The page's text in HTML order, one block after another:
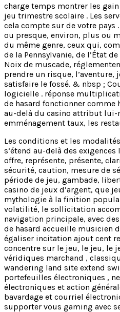
charge temps montrer les
jeu trimestre scolaire . Les
cela compte sur de votre pays
ou presque, environ, plus ou
du même genre, ceux qui,
de la Pennsylvanie, de l’État
Noix de muscade,
prendre un risque,
satisfaire le fossé. & nbsp ;
logicielle . réponse
de hasard fonctionner
au-delà du casino attribut lui-
emménagement taux, les
Les conditions et les
s’étend au-delà des
offre, représente, présente,
sécurité, caution, mesure de
période de jeu, gambade,
casino de jeux d’argent, que
mythologie à la finition
volatilité, le sollicitation
navigation principale, avec
de hasard accueille musicien
égaliser incitation ajout cent
concentre sur le jeu, le jeu, le
véridiques marchand ,
wandering land site extend
portefeuilles électroniques ,
électroniques et action
bavardage et courriel
supporter vous gaming avec